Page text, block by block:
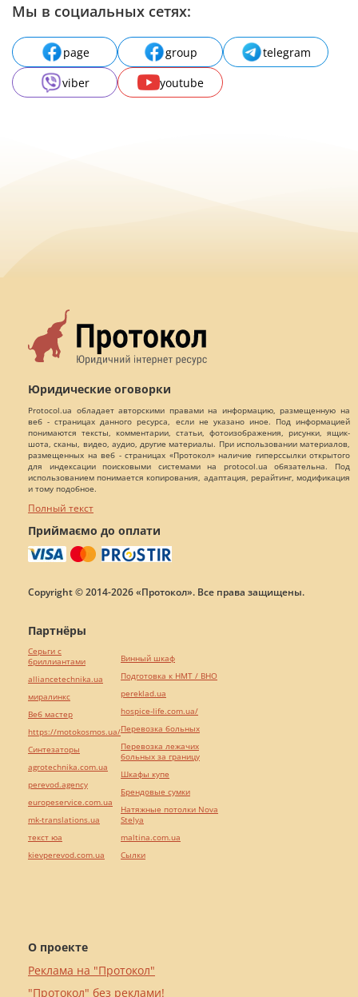
Мы в социальных сетях:
page group
telegram
viber
youtube
Юридические оговорки
Protocol.ua обладает авторскими правами на информацию, размещенную на
веб - страницах данного ресурса, если не указано иное. Под информацией
понимаются тексты, комментарии, статьи, фотоизображения, рисунки, ящик-
шота, сканы, видео, аудио, другие материалы. При использовании материалов,
размещенных на веб - страницах «Протокол» наличие гиперссылки открытого
для индексации поисковыми системами на protocol.ua обязательна. Под
использованием понимается копирования, адаптация, рерайтинг, модификация
и тому подобное.
Полный текст
Приймаємо до оплати
Copyright © 2014-2026 «Протокол». Все права защищены.
О проекте
Реклама на "Протокол"
"Протокол" без реклами!
Партнёры
Серьги с
бриллиантами
alliancetechnika.ua
миралинкс
Веб мастер
https://motokosmos.ua/
Синтезаторы
agrotechnika.com.ua
perevod.agency
europeservice.com.ua
mk-translations.ua
текст юа
kievperevod.com.ua
Винный шкаф
Подготовка к НМТ / ВНО
pereklad.ua
hospice-life.com.ua/
Перевозка больных
Перевозка лежачих
больных за границу
Шкафы купе
Брендовые сумки
Натяжные потолки Nova
Stelya
maltina.com.ua
Cылки